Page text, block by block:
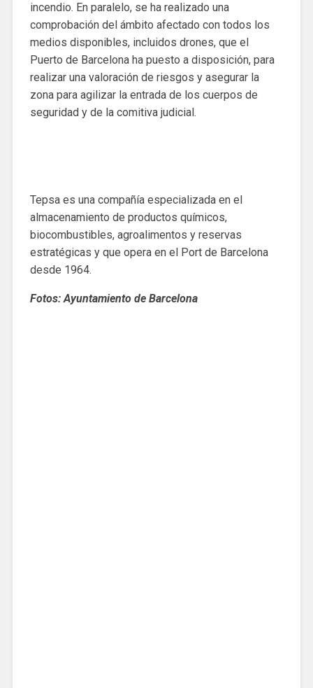
incendio. En paralelo, se ha realizado una
comprobación del ámbito afectado con todos los
medios disponibles, incluidos drones, que el
Puerto de Barcelona ha puesto a disposición, para
realizar una valoración de riesgos y asegurar la
zona para agilizar la entrada de los cuerpos de
seguridad y de la comitiva judicial.
Tepsa es una compañía especializada en el
almacenamiento de productos químicos,
biocombustibles, agroalimentos y reservas
estratégicas y que opera en el Port de Barcelona
desde 1964.
Fotos: Ayuntamiento de Barcelona